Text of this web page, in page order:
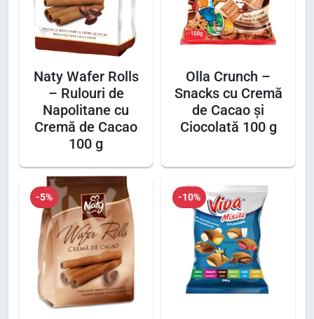
i
.
a
G
a
Naty Wafer Rolls
– Rulouri de
Napolitane cu
Cremă de Cacao
100 g
Olla Crunch –
Snacks cu Cremă
de Cacao și
Ciocolată 100 g
-5% -10%